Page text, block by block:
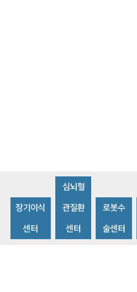
장기이식
센터
심뇌혈
관질환
센터
로봇수
술센터